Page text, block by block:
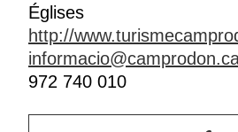
Églises
http://
972 740 010